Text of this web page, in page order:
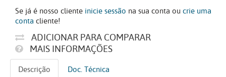
Se já é nosso cliente inicie sessão na sua conta oucrie uma
conta cliente!
ADICIONAR PARA COMPARAR
MAIS INFORMAÇÕES
Descrição Doc. Técnica